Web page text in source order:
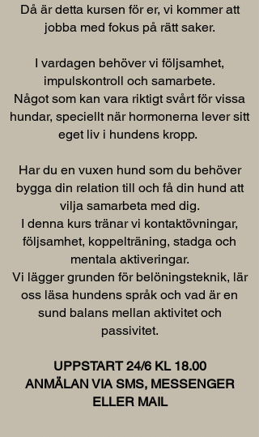
Då är detta kursen för er, vi kommer att
jobba med fokus på rätt saker.
I vardagen behöver vi följsamhet,
impulskontroll och samarbete.
Något som kan vara riktigt svårt för vissa
hundar, speciellt när hormonerna lever sitt
eget liv i hundens kropp.
Har du en vuxen hund som du behöver
bygga din relation till och få din hund att
vilja samarbeta med dig.
I denna kurs tränar vi kontaktövningar,
följsamhet, koppelträning, stadga och
mentala aktiveringar.
Vi lägger grunden för belöningsteknik, lär
oss läsa hundens språk och vad är en
sund balans mellan aktivitet och
passivitet.
UPPSTART 24/6 KL 18.00
ANMÄLAN VIA SMS, MESSENGER
ELLER MAIL